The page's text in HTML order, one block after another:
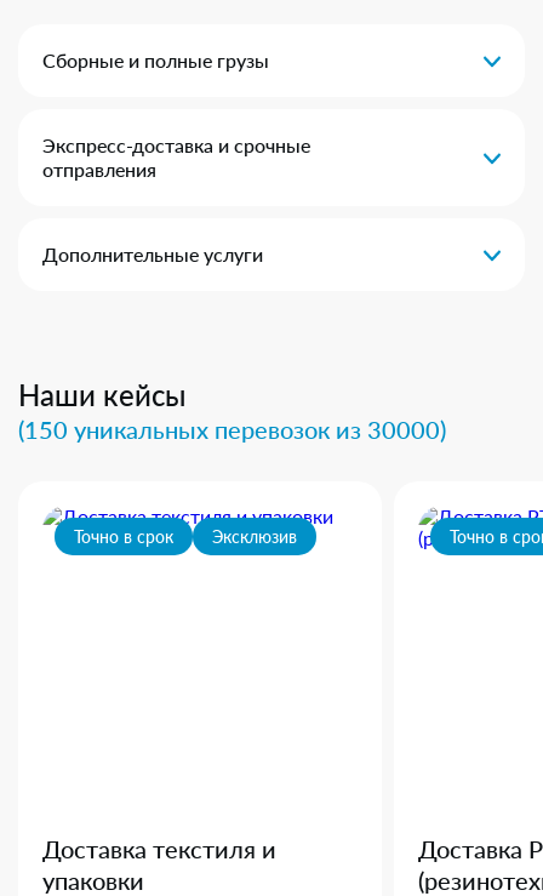
Сборные и полные грузы
Экспресс-доставка и срочные
отправления
Дополнительные услуги
Наши кейсы
(150 уникальных перевозок из 30000)
Точно в срок Эксклюзив
Доставка текстиля и
упаковки
Точно в
Доставка